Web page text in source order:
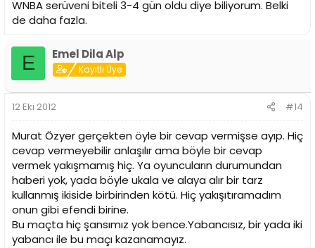
WNBA serüveni biteli 3-4 gün oldu diye biliyorum. Belki
de daha fazla.
E Emel Dila Alp
Kayıtlı Üye
12 Eki 2012 #14
Murat Özyer gerçekten öyle bir cevap vermişse ayıp. Hiç
cevap vermeyebilir anlaşılır ama böyle bir cevap
vermek yakışmamış hiç. Ya oyuncuların durumundan
haberi yok, yada böyle ukala ve alaya alır bir tarz
kullanmış ikiside birbirinden kötü. Hiç yakışıtıramadım
onun gibi efendi birine.
Bu maçta hiç şansımız yok bence.Yabancısız, bir yada iki
yabancı ile bu maçı kazanamayız.